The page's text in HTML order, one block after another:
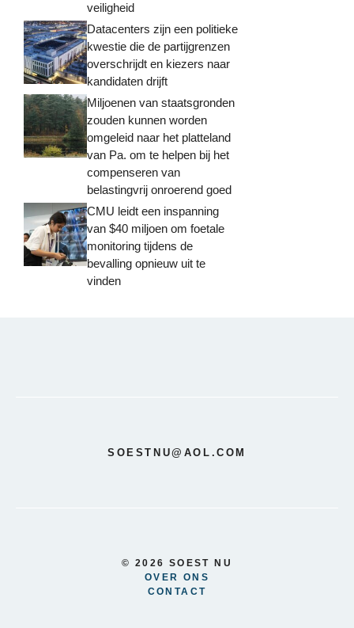
veiligheid
Datacenters zijn een politieke
kwestie die de partijgrenzen
overschrijdt en kiezers naar
kandidaten drijft
Miljoenen van staatsgronden
zouden kunnen worden
omgeleid naar het platteland
van Pa. om te helpen bij het
compenseren van
belastingvrij onroerend goed
CMU leidt een inspanning
van $40 miljoen om foetale
monitoring tijdens de
bevalling opnieuw uit te
vinden
SOESTNU@AOL.COM
© 2026 SOEST NU
OVER ONS
CONTACT